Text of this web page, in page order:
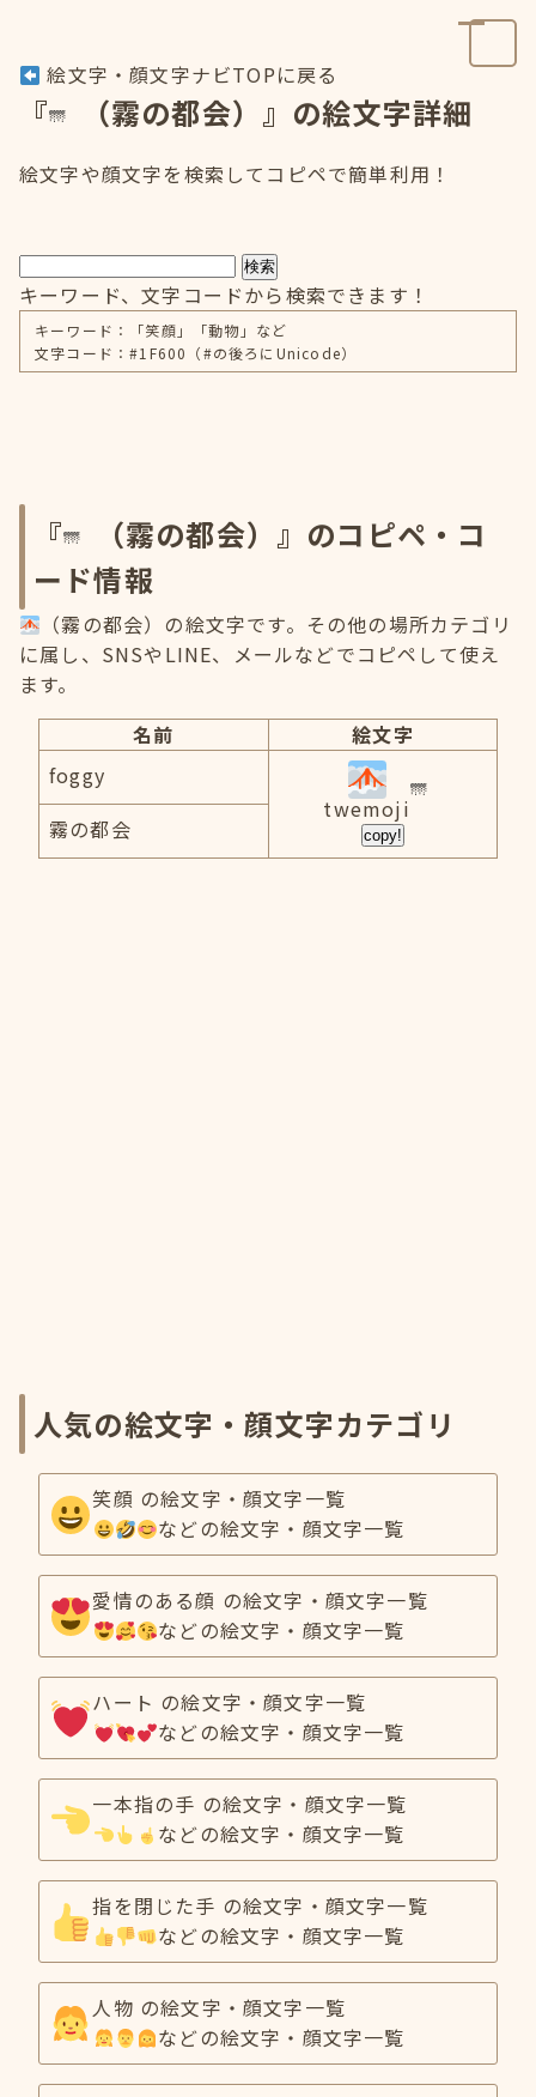
絵文字・顔文字ナビTOPに戻る
『 （霧の都会）』の絵文字詳細
絵文字や顔文字を検索してコピペで簡単利用！
検索
キーワード、文字コードから検索できます！
キーワード：「笑顔」「動物」など
文字コード：#1F600（#の後ろにUnicode）
『
（霧の都会）』のコピペ・コ
ード情報
（霧の都会）の絵文字です。その他の場所カテゴリ
に属し、SNSやLINE、メールなどでコピペして使え
ます。
名前
絵文字
foggy
twemoji
copy!
霧の都会
人気の絵文字・顔文字カテゴリ
笑顔 の絵文字・顔文字一覧
などの絵文字・顔文字一覧
愛情のある顔 の絵文字・顔文字一覧
などの絵文字・顔文字一覧
ハート の絵文字・顔文字一覧
などの絵文字・顔文字一覧
一本指の手 の絵文字・顔文字一覧
などの絵文字・顔文字一覧
指を閉じた手 の絵文字・顔文字一覧
などの絵文字・顔文字一覧
人物 の絵文字・顔文字一覧
などの絵文字・顔文字一覧